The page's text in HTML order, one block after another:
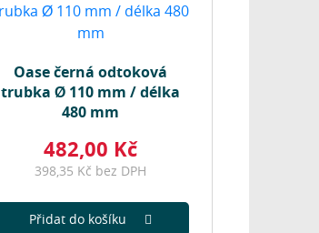
Oase černá odtoková
trubka Ø 110 mm / délka
480 mm
482,00 Kč
398,35 Kč bez DPH
Přidat do košíku